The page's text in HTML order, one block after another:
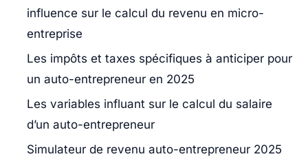
influence sur le calcul du revenu en micro-
entreprise
Les impôts et taxes spécifiques à anticiper pour
un auto-entrepreneur en 2025
Les variables influant sur le calcul du salaire
d’un auto-entrepreneur
Simulateur de revenu auto-entrepreneur 2025